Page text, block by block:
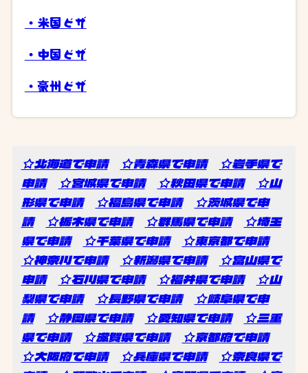
・米国ビザ
・中国ビザ
・豪州ビザ
☆北海道で申請 ☆青森県で申請
☆岩手県で
申請
☆宮城県で申請 ☆秋田県で申請
☆山
形県で申請
☆福島県で申請
☆茨城県で申
請
☆栃木県で申請 ☆群馬県で申請
☆埼玉
県で申請
☆千葉県で申請
☆東京都で申請
☆神奈川で申請
☆新潟県で申請
☆富山県で
申請
☆石川県で申請 ☆福井県で申請
☆山
梨県で申請
☆長野県で申請
☆岐阜県で申
請
☆静岡県で申請 ☆愛知県で申請
☆三重
県で申請
☆滋賀県で申請
☆京都府で申請
☆大阪府で申請
☆兵庫県で申請
☆奈良県で